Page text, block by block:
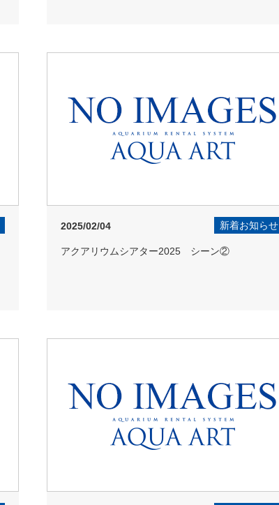
2025/02/04 新着お知らせ
アクアリウムシアター2025 シーン②